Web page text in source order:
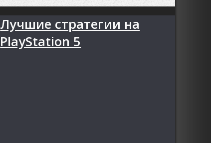
Лучшие стратегии на
PlayStation 5